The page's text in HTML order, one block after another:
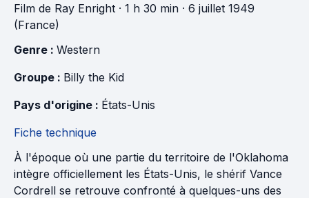
Film de Ray Enright · 1 h 30 min · 6 juillet 1949
(France)
Genre : Western
Groupe : Billy the Kid
Pays d'origine : États-Unis
Fiche technique
À l'époque où une partie du territoire de l'Oklahoma
intègre officiellement les États-Unis, le shérif Vance
Cordrell se retrouve confronté à quelques-uns des